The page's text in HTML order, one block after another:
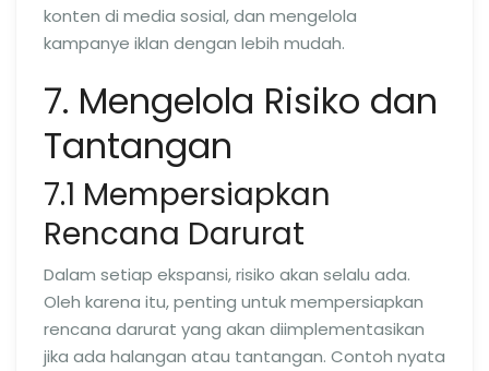
konten di media sosial, dan mengelola
kampanye iklan dengan lebih mudah.
7. Mengelola Risiko dan
Tantangan
7.1 Mempersiapkan
Rencana Darurat
Dalam setiap ekspansi, risiko akan selalu ada.
Oleh karena itu, penting untuk mempersiapkan
rencana darurat yang akan diimplementasikan
jika ada halangan atau tantangan. Contoh nyata